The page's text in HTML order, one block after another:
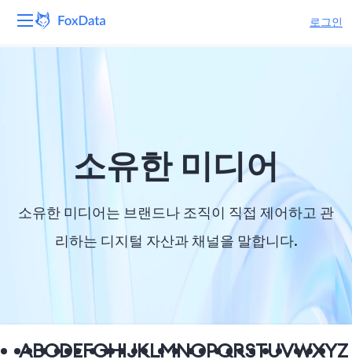
로그인
제품
솔루션 소유한 미디어
소유한 미디어는 브랜드나 조직이 직접 제어하고 관
리하는 디지털 자산과 채널을 말합니다.
ABCDEFGHIJKLMNOPQRSTUVWXYZ